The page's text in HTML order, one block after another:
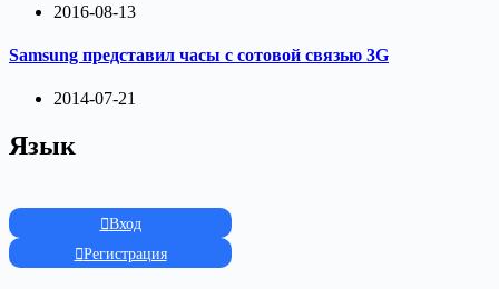
2016-08-13
Samsung представил часы с сотовой связью 3G
2014-07-21
Язык
Вход
Регистрация